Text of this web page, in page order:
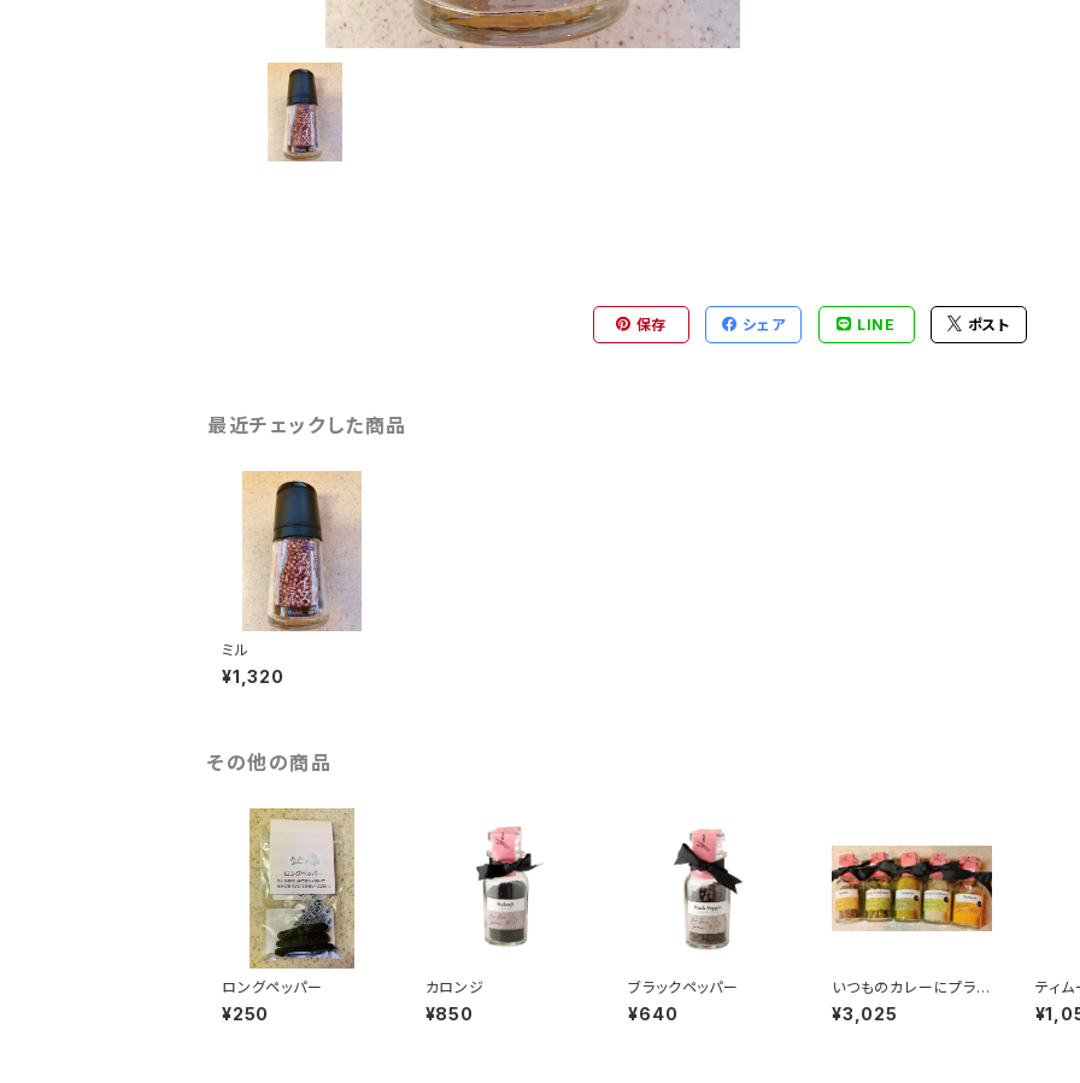
保存 シェア LINE ポスト
最近チェックした商品
ミル
¥1,320
その他の商品
ロングペッパー
¥250
カロンジ
¥850
ブラックペッパー
¥640
いつものカレーにプラス
するセット（5種）
¥3,025
ティ